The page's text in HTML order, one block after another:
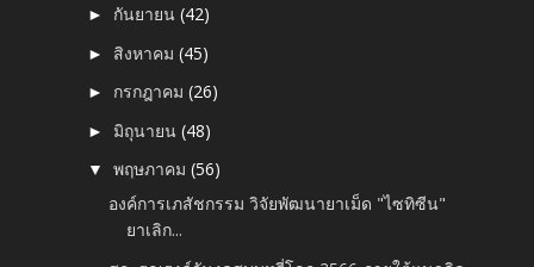
► กันยายน(42)
► สิงหาคม(45)
► กรกฎาคม(26)
► มิถุนายน(48)
▼พฤษภาคม(56)
องค์การเภสัชกรรม วิจัยพัฒนายาเม็ด "ไซทิซีน"
ยาเลิก...